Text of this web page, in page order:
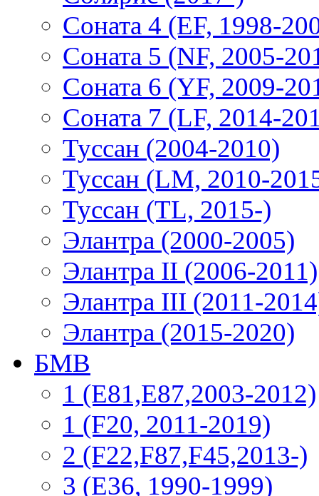
Соната 4 (EF, 1998-
Соната 5 (NF, 2005-
Соната 6 (YF, 2009-
Соната 7 (LF, 2014-
Туссан (2004-2010)
Туссан (LM, 2010-
Туссан (TL, 2015-)
Элантра (2000-2005)
Элантра II (2006-2011)
Элантра III (2011-
Элантра (2015-2020)
БМВ
1 (E81,E87,2003-2012)
1 (F20, 2011-2019)
2 (F22,F87,F45,2013-)
3 (Е36, 1990-1999)